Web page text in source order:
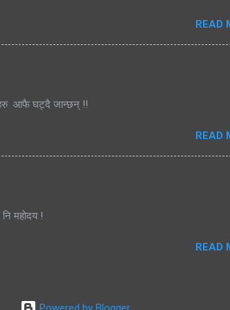
READ
आफै घट्दै जान्छन् !!
READ
महोदय !
READ